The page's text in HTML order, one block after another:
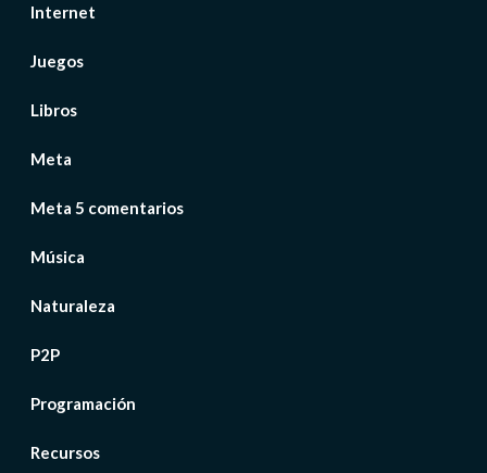
Internet
Juegos
Libros
Meta
Meta 5 comentarios
Música
Naturaleza
P2P
Programación
Recursos